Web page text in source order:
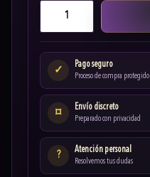
✓
Pago seguro
Proceso de compra protegido
⌑
Envío discreto
Preparado con privacidad
? Atención personal
Resolvemos tus dudas